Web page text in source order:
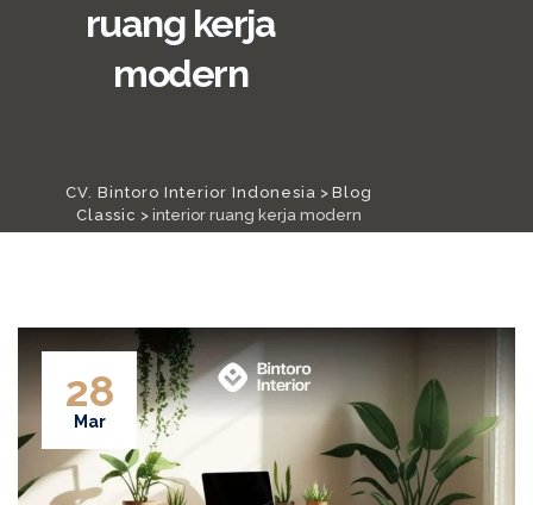
ruang kerja
modern
CV. Bintoro Interior Indonesia > Blog
Classic > interior ruang kerja modern
28
Mar